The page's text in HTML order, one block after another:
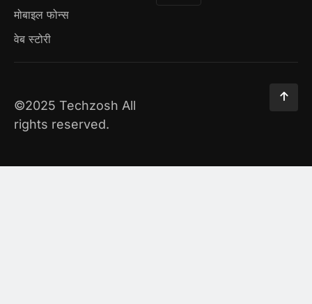
मोबाइल फोन्स
वेब स्टोरी
©2025 Techzosh All
rights reserved.